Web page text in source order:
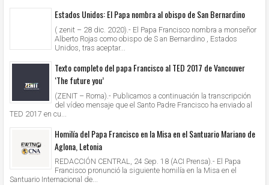
Estados Unidos: El Papa nombra al obispo de San Bernardino
( zenit – 28 dic. 2020).- El Papa Francisco nombra a monseñor
Alberto Rojas como obispo de S an Bernardino , Estados
Unidos, tras aceptar...
Texto completo del papa Francisco al TED 2017 de Vancouver
‘The future you’
(ZENIT – Roma).- Publicamos a continuación la transcripción
del vídeo mensaje que el Santo Padre Francisco ha enviado al
TED 2017 en cu...
Homilía del Papa Francisco en la Misa en el Santuario Mariano de
Aglona, Letonia
REDACCIÓN CENTRAL, 24 Sep. 18 (ACI Prensa).- El Papa
Francisco pronunció la siguiente homilía en la Misa en el
Santuario Internacional de...